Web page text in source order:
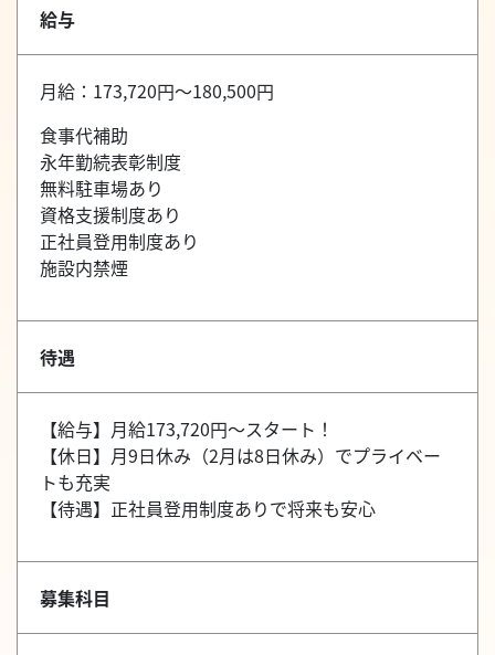
給与
月給：173,720円～180,500円
食事代補助
永年勤続表彰制度
無料駐車場あり
資格支援制度あり
正社員登用制度あり
施設内禁煙
待遇
【給与】月給173,720円～スタート！
【休日】月9日休み（2月は8日休み）でプライベー
トも充実
【待遇】正社員登用制度ありで将来も安心
募集科目